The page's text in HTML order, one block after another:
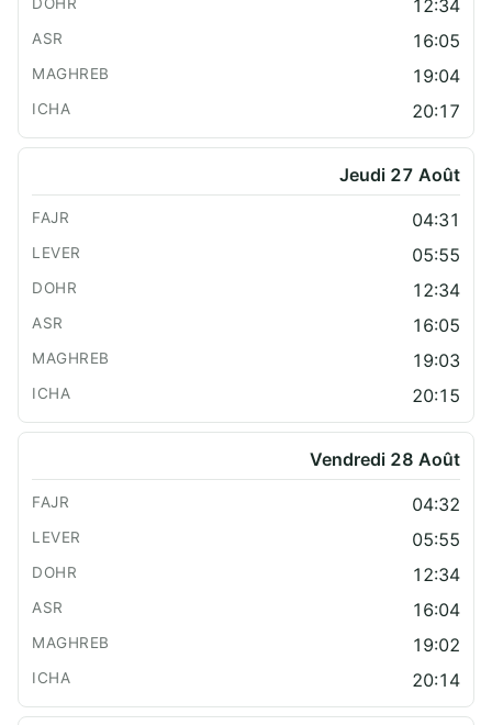
12:34
16:05
19:04
20:17
Jeudi 27 Août
04:31
05:55
12:34
16:05
19:03
20:15
Vendredi 28 Août
04:32
05:55
12:34
16:04
19:02
20:14